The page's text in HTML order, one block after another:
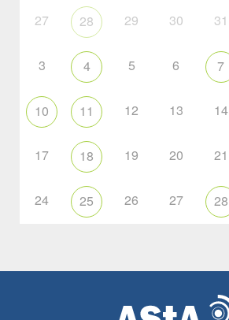
27 28 29 30 31
3 4 5 6 7
10 11 12 13 14
17 18 19 20 21
24 25 26 27 28